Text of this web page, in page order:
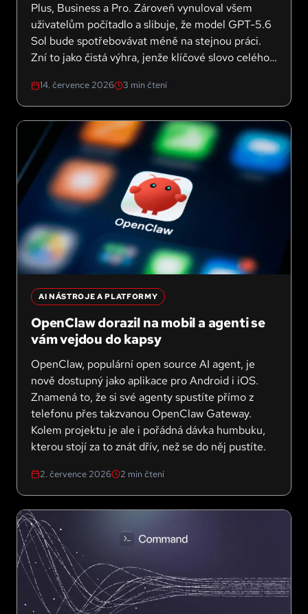
Plus, Business a Pro. Zároveň vynuloval všem
uživatelům počítadlo a slibuje, že model GPT-5.6
Sol bude spotřebovávat méně na stejnou práci.
Zní to jako čistá výhra, jenže klíčové slovo celého
které na těchto nástrojích staví procesy, největší
váhu.
14. července 2026 3 min čtení
AI NÁSTROJE A PLATFORMY
OpenClaw dorazil na mobil a agenti se
vám vejdou do kapsy
OpenClaw, populární open source AI agent, je
nově dostupný jako aplikace pro Android i iOS.
Znamená to, že si své agenty spustíte přímo z
telefonu přes takzvanou OpenClaw Gateway.
Kolem projektu je ale i pořádná dávka humbuku,
kterou stojí za to znát dřív, než se do něj pustíte.
2. července 2026 2 min čtení